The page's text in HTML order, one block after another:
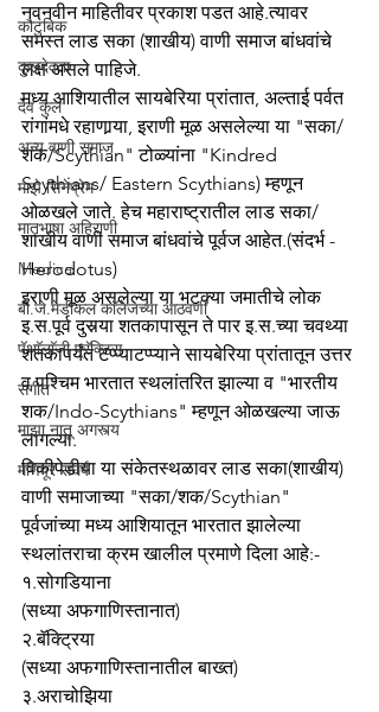
कौटुंबिक
कुलदेवता
देव कुल
अन्य वाणी समाज
माझे सिनेप्रेम
मातृभाषा अहिराणी
Medical
बी.जे.मेडीकल काॅलेजच्या आठवणी
पॅथाॅलाॅजी प्रॅक्टिस
संगीत
माझा नातू अगस्त्य
मणिपूर संघर्ष
नवनवीन माहितीवर प्रकाश पडत आहे.त्यावर
समस्त लाड सका (शाखीय) वाणी समाज बांधवांचे
लक्ष असले पाहिजे.
मध्य आशियातील सायबेरिया प्रांतात, अल्ताई पर्वत
रांगांमधे रहाणार्‍या, इराणी मूळ असलेल्या या "सका/
शक/Scythian" टोळ्यांना "Kindred
Scythians/ Eastern Scythians) म्हणून
ओळखले जाते. हेच महाराष्ट्रातील लाड सका/
शाखीय वाणी समाज बांधवांचे पूर्वज आहेत.(संदर्भ -
Herodotus)
इराणी मूळ असलेल्या या भटक्या जमातीचे लोक
इ.स.पूर्व दुसर्‍या शतकापासून ते पार इ.स.च्या चवथ्या
शतकापर्यंत टप्प्याटप्प्याने सायबेरिया प्रांतातून उत्तर
व पश्चिम भारतात स्थलांतरित झाल्या व "भारतीय
शक/Indo-Scythians" म्हणून ओळखल्या जाऊ
लागल्या.
विकीपेडीया या संकेतस्थळावर लाड सका(शाखीय)
वाणी समाजाच्या "सका/शक/Scythian"
पूर्वजांच्या मध्य आशियातून भारतात झालेल्या
स्थलांतराचा क्रम खालील प्रमाणे दिला आहे:-
१.सोगडियाना
(सध्या अफगाणिस्तानात)
२.बॅक्ट्रिया
(सध्या अफगाणिस्तानातील बाख्त)
३.अराचोझिया